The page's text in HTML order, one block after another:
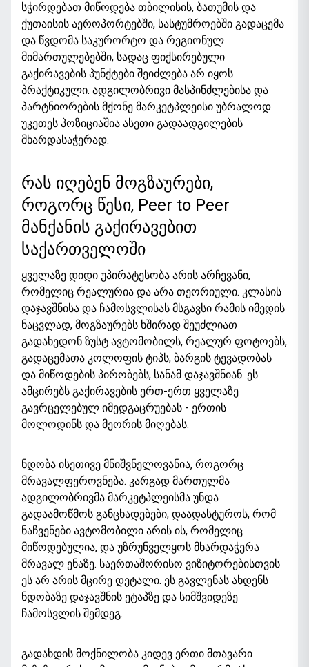
სჭირდებათ მიწოდება თბილისის, ბათუმის და
ქუთაისის აეროპორტებში, სასტუმროებში გადაცემა
და წვდომა საკურორტო და რეგიონულ
მიმართულებებში, სადაც ფიქსირებული
გაქირავების პუნქტები შეიძლება არ იყოს
პრაქტიკული. ადგილობრივი მასპინძლებისა და
პარტნიორების მქონე მარკეტპლეისი უბრალოდ
უკეთეს პოზიციაშია ასეთი გადაადგილების
მხარდასაჭერად.
რას იღებენ მოგზაურები,
როგორც წესი, Peer to Peer
მანქანის გაქირავებით
საქართველოში
ყველაზე დიდი უპირატესობა არის არჩევანი,
რომელიც რეალურია და არა თეორიული. კლასის
დაჯავშნისა და ჩამოსვლისას მსგავსი რამის იმედის
ნაცვლად, მოგზაურებს ხშირად შეუძლიათ
გადახედონ ზუსტ ავტომობილს, რეალურ ფოტოებს,
გადაცემათა კოლოფის ტიპს, ბარგის ტევადობას
და მიწოდების პირობებს, სანამ დაჯავშნიან. ეს
ამცირებს გაქირავების ერთ-ერთ ყველაზე
გავრცელებულ იმედგაცრუებას - ერთის
მოლოდინს და მეორის მიღებას.
ნდობა ისეთივე მნიშვნელოვანია, როგორც
მრავალფეროვნება. კარგად მართულმა
ადგილობრივმა მარკეტპლეისმა უნდა
გადაამოწმოს განცხადებები, დაადასტუროს, რომ
ნაჩვენები ავტომობილი არის ის, რომელიც
მიწოდებულია, და უზრუნველყოს მხარდაჭერა
მრავალ ენაზე. საერთაშორისო ვიზიტორებისთვის
ეს არ არის მცირე დეტალი. ეს გავლენას ახდენს
ნდობაზე დაჯავშნის ეტაპზე და სიმშვიდეზე
ჩამოსვლის შემდეგ.
გადახდის მოქნილობა კიდევ ერთი მთავარი